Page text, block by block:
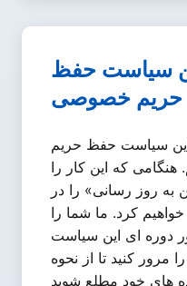
سیاست حفظ
حریم خصوصی
سیاست حفظ حریم
که این کار را
به روز رسانی» را در
خواهیم کرد. ما شما را
دوره ای این سیاست
کنید تا از نحوه